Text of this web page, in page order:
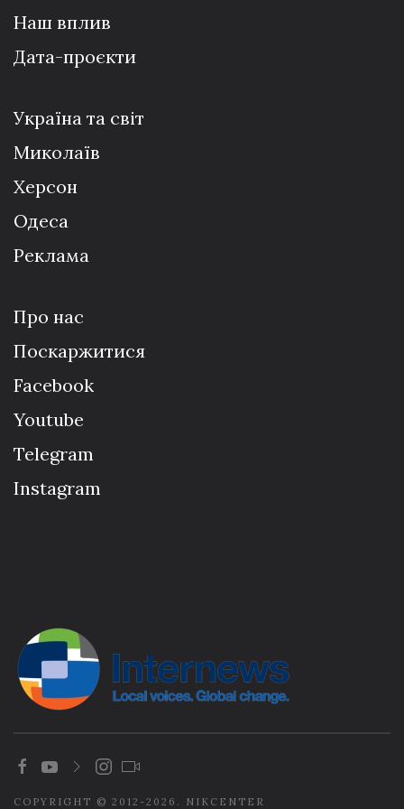
Наш вплив
Дата-проєкти
Україна та світ
Миколаїв
Херсон
Одеса
Реклама
Про нас
Поскаржитися
Facebook
Youtube
Telegram
Instagram
COPYRIGHT © 2012-2026. NIKCENTER